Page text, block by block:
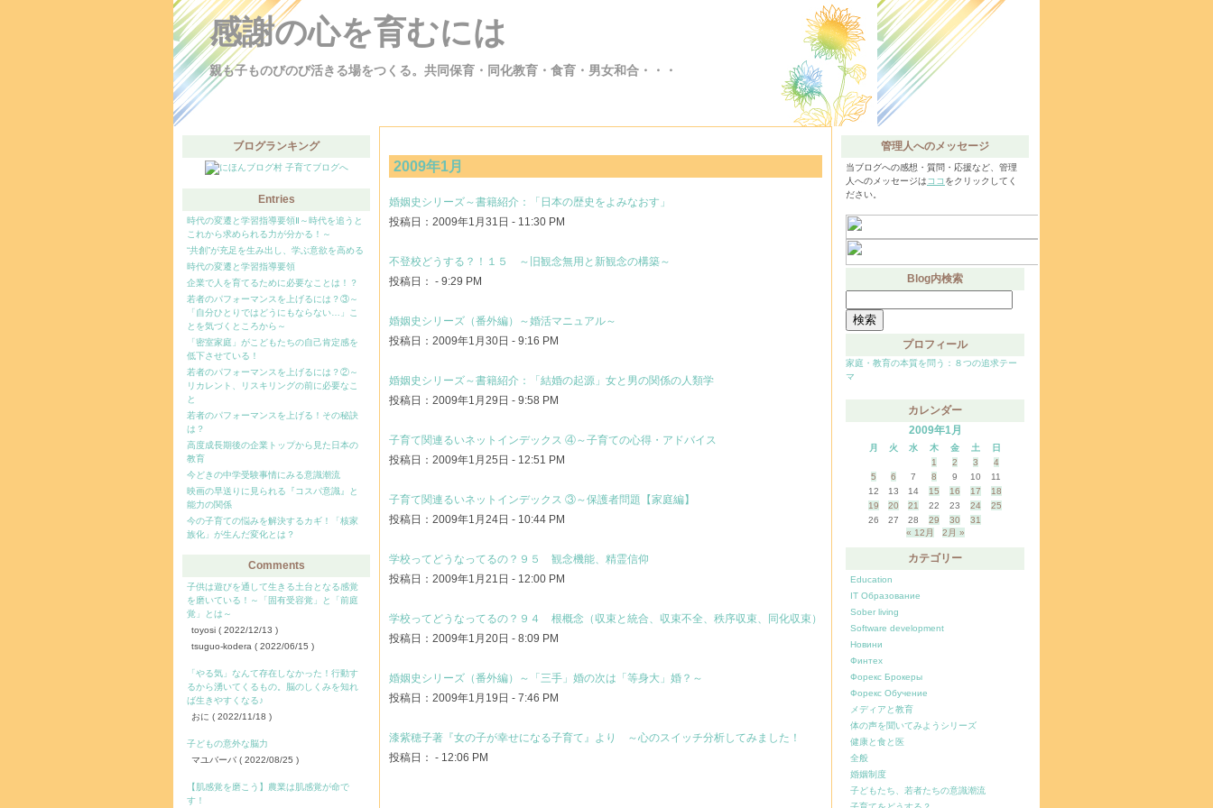
感謝の心を育むには
親も子ものびのび活きる場をつくる。共同保育・同化教育・食育・男女和合・・・
ブログランキング
Entries
時代の変遷と学習指導要領Ⅱ～時代を追うと
これから求められる力が分かる！～
“共創”が充足を生み出し、学ぶ意欲を高める
時代の変遷と学習指導要領
企業で人を育てるために必要なことは！？
若者のパフォーマンスを上げるには？③～
「自分ひとりではどうにもならない…」こ
とを気づくところから～
「密室家庭」がこどもたちの自己肯定感を
低下させている！
若者のパフォーマンスを上げるには？②～
リカレント、リスキリングの前に必要なこ
と
若者のパフォーマンスを上げる！その秘訣
は？
高度成長期後の企業トップから見た日本の
教育
今どきの中学受験事情にみる意識潮流
映画の早送りに見られる『コスパ意識』と
能力の関係
今の子育ての悩みを解決するカギ！「核家
族化」が生んだ変化とは？
Comments
子供は遊びを通して生きる土台となる感覚
を磨いている！～「固有受容覚」と「前庭
覚」とは～
toyosi ( 2022/12/13 )
tsuguo-kodera ( 2022/06/15 )
「やる気」なんて存在しなかった！行動す
るから湧いてくるもの。脳のしくみを知れ
ば生きやすくなる♪
おに ( 2022/11/18 )
子どもの意外な脳力
マユバーバ ( 2022/08/25 )
【肌感覚を磨こう】農業は肌感覚が命で
す！
2009年1月
婚姻史シリーズ～書籍紹介：「日本の歴史をよみなおす」
投稿日：2009年1月31日 - 11:30 PM
不登校どうする？！１５ ～旧観念無用と新観念の構築～
投稿日： - 9:29 PM
婚姻史シリーズ（番外編）～婚活マニュアル～
投稿日：2009年1月30日 - 9:16 PM
婚姻史シリーズ～書籍紹介：「結婚の起源」女と男の関係の人類学
投稿日：2009年1月29日 - 9:58 PM
子育て関連るいネットインデックス ④～子育ての心得・アドバイス
投稿日：2009年1月25日 - 12:51 PM
子育て関連るいネットインデックス ③～保護者問題【家庭編】
投稿日：2009年1月24日 - 10:44 PM
学校ってどうなってるの？９５ 観念機能、精霊信仰
投稿日：2009年1月21日 - 12:00 PM
学校ってどうなってるの？９４ 根概念（収束と統合、収束不全、秩序収束、同化収束）
投稿日：2009年1月20日 - 8:09 PM
婚姻史シリーズ（番外編）～「三手」婚の次は「等身大」婚？～
投稿日：2009年1月19日 - 7:46 PM
漆紫穂子著『女の子が幸せになる子育て』より ～心のスイッチ分析してみました！
投稿日： - 12:06 PM
管理人へのメッセージ
当ブログへの感想・質問・応援など、管理
人へのメッセージはココ をクリックしてく
ださい。
Blog内検索
索:
プロフィール
家庭・教育の本質を問う：８つの追求テー
マ
カレンダー
2009年1月
月 火 水 木 金 土
日
1
2 3
4
5
6 7 8 9 10
11
12
13 14 15 16 17
18
19
20 21 22 23 24
25
26
27 28 29 30
31
« 12月
2月 »
カテゴリー
Education
IT Образование
Sober living
Software development
Новини
Финтех
Форекс Брокеры
Форекс Обучение
メディアと教育
体の声を聞いてみようシリーズ
健康と食と医
全般
婚姻制度
子どもたち、若者たちの意識潮流